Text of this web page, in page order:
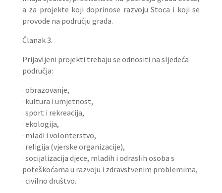
a za projekte koji doprinose razvoju Stoca i koji se
provode na području grada.
Članak 3.
Prijavljeni projekti trebaju se odnositi na sljedeća
područja:
· obrazovanje,
· kultura i umjetnost,
· sport i rekreacija,
· ekologija,
· mladi i volonterstvo,
· religija (vjerske organizacije),
· socijalizacija djece, mladih i odraslih osoba s
poteškoćama u razvoju i zdravstvenim problemima,
· civilno društvo.